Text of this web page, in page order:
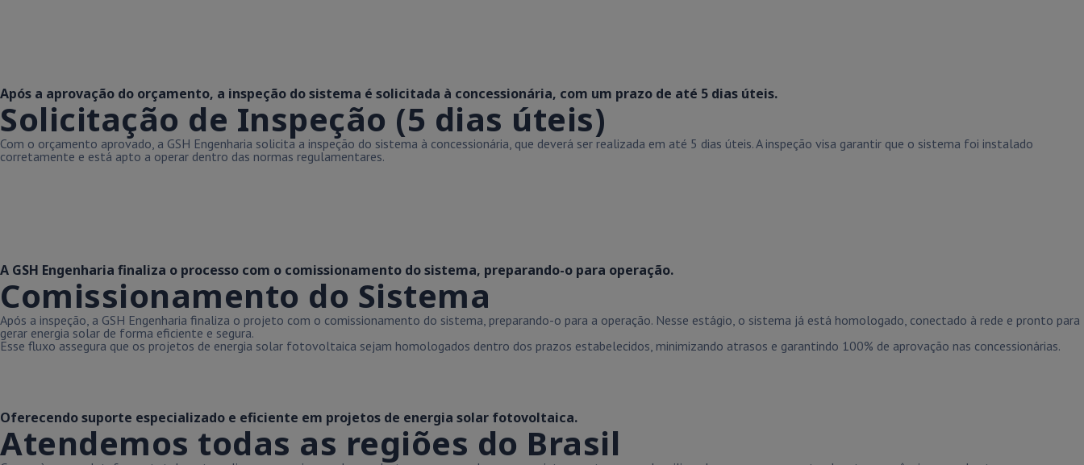
Após a aprovação do orçamento, a inspeção do sistema é solicitada à concessionária, com um prazo de até 5 dias úteis.
Solicitação de Inspeção (5 dias úteis)
Com o orçamento aprovado, a GSH Engenharia solicita a inspeção do sistema à concessionária, que deverá ser realizada em até 5 dias úteis. A inspeção visa garantir que o sistema foi instalado
corretamente e está apto a operar dentro das normas regulamentares.
A GSH Engenharia finaliza o processo com o comissionamento do sistema, preparando-o para operação.
Comissionamento do Sistema
Após a inspeção, a GSH Engenharia finaliza o projeto com o comissionamento do sistema, preparando-o para a operação. Nesse estágio, o sistema já está homologado, conectado à rede e pronto para
gerar energia solar de forma eficiente e segura.
Esse fluxo assegura que os projetos de energia solar fotovoltaica sejam homologados dentro dos prazos estabelecidos, minimizando atrasos e garantindo 100% de aprovação nas concessionárias.
Oferecendo suporte especializado e eficiente em projetos de energia solar fotovoltaica.
Atendemos todas as regiões do Brasil